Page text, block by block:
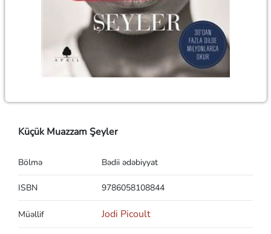
Küçük Muazzam Şeyler
Bölmə Bədii ədəbiyyat
ISBN 9786058108844
Müəllif Jodi Picoult